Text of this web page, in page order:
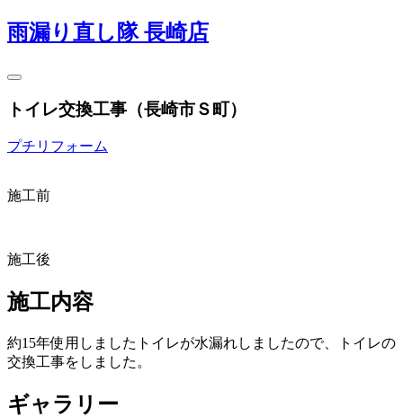
雨漏り直し隊 長崎店
トイレ交換工事（長崎市Ｓ町）
プチリフォーム
施工前
施工後
施工内容
約15年使用しましたトイレが水漏れしましたので、トイレの
交換工事をしました。
ギャラリー